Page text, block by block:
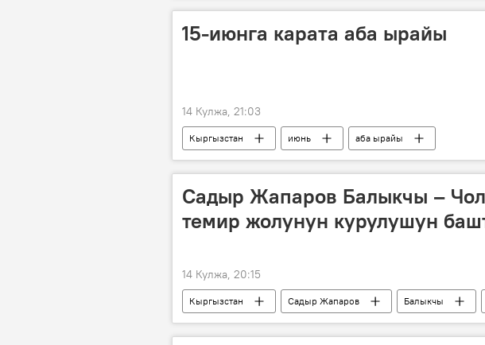
15-июнга карата аба ырайы
14 Кулжа, 21:03
Кыргызстан июнь аба ырайы
Садыр Жапаров Балыкчы –
темир жолунун курулушун
14 Кулжа, 20:15
Кыргызстан Садыр Жапаров Балыкчы